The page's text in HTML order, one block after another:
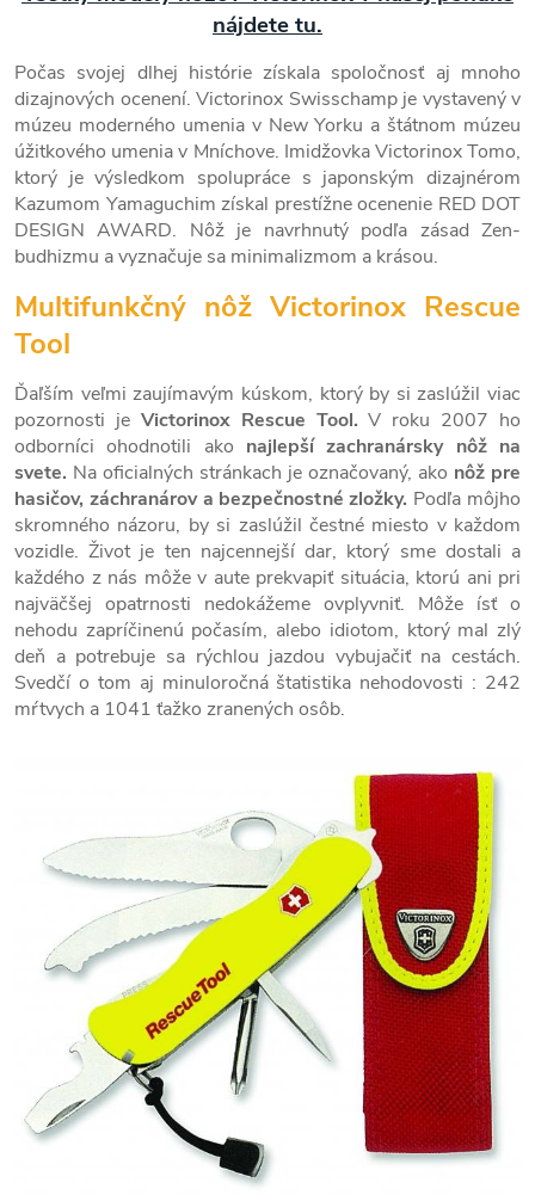
nájdete tu.
Počas svojej dlhej histórie získala spoločnosť aj mnoho
dizajnových ocenení. Victorinox Swisschamp je vystavený v
múzeu moderného umenia v New Yorku a štátnom múzeu
úžitkového umenia v Mníchove. Imidžovka Victorinox Tomo,
ktorý je výsledkom spolupráce s japonským dizajnérom
Kazumom Yamaguchim získal prestížne ocenenie RED DOT
DESIGN AWARD. Nôž je navrhnutý podľa zásad Zen-
budhizmu a vyznačuje sa minimalizmom a krásou.
Multifunkčný nôž Victorinox Rescue
Tool
Ďaľším veľmi zaujímavým kúskom, ktorý by si zaslúžil viac
pozornosti je Victorinox Rescue Tool. V roku 2007 ho
odborníci ohodnotili ako najlepší zachranársky nôž na
svete. Na oficialných stránkach je označovaný, ako nôž pre
hasičov, záchranárov a bezpečnostné zložky. Podľa môjho
skromného názoru, by si zaslúžil čestné miesto v každom
vozidle. Život je ten najcennejší dar, ktorý sme dostali a
každého z nás môže v aute prekvapiť situácia, ktorú ani pri
najväčšej opatrnosti nedokážeme ovplyvniť. Môže ísť o
nehodu zapríčinenú počasím, alebo idiotom, ktorý mal zlý
deň a potrebuje sa rýchlou jazdou vybujačiť na cestách.
Svedčí o tom aj minuloročná štatistika nehodovosti : 242
mŕtvych a 1041 ťažko zranených osôb.